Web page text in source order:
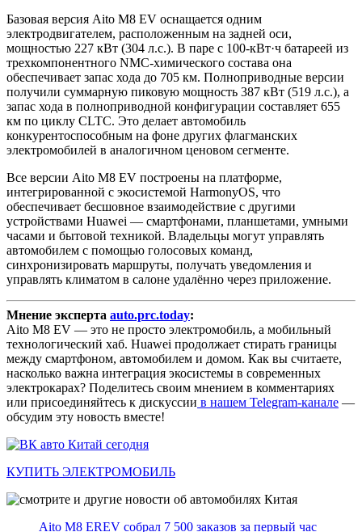
Базовая версия Aito M8 EV оснащается одним
электродвигателем, расположенным на задней оси,
мощностью 227 кВт (304 л.с.). В паре с 100-кВт·ч батареей из
трехкомпонентного NMC-химического состава она
обеспечивает запас хода до 705 км. Полноприводные версии
получили суммарную пиковую мощность 387 кВт (519 л.с.), а
запас хода в полноприводной конфигурации составляет 655
км по циклу CLTC. Это делает автомобиль
конкурентоспособным на фоне других флагманских
электромобилей в аналогичном ценовом сегменте.
Все версии Aito M8 EV построены на платформе,
интегрированной с экосистемой HarmonyOS, что
обеспечивает бесшовное взаимодействие с другими
устройствами Huawei — смартфонами, планшетами, умными
часами и бытовой техникой. Владельцы могут управлять
автомобилем с помощью голосовых команд,
синхронизировать маршруты, получать уведомления и
управлять климатом в салоне удалённо через приложение.
Мнение эксперта auto.prc.today:
Aito M8 EV — это не просто электромобиль, а мобильный
технологический хаб. Huawei продолжает стирать границы
между смартфоном, автомобилем и домом. Как вы считаете,
насколько важна интеграция экосистемы в современных
электрокарах? Поделитесь своим мнением в комментариях
или присоединяйтесь к дискуссии в нашем Telegram-канале —
обсудим эту новость вместе!
КУПИТЬ ЭЛЕКТРОМОБИЛЬ
Aito M8 EREV собрал 7 500 заказов за первый час